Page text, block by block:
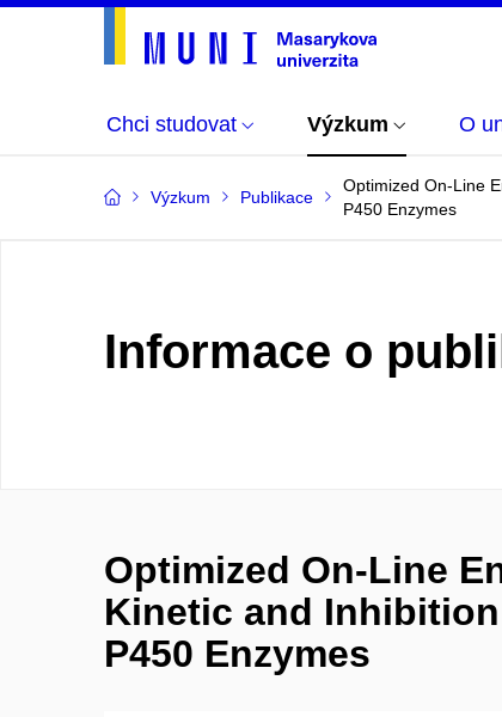
Chci studovat Výzkum O
Výzkum Publikace
Optimized On-Line
P450 Enzymes
Informace o
Optimized On-Line
Kinetic and
P450 Enzymes